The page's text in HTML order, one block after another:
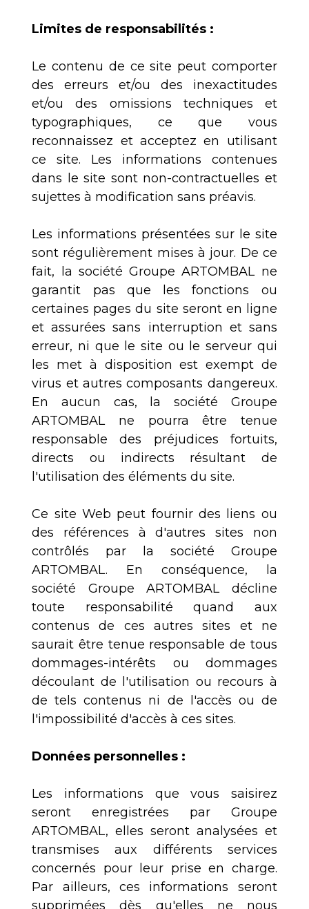
Limites de responsabilités :
Le contenu de ce site peut comporter
des erreurs et/ou des inexactitudes
et/ou des omissions techniques et
typographiques, ce que vous
reconnaissez et acceptez en utilisant
ce site. Les informations contenues
dans le site sont non-contractuelles et
sujettes à modification sans préavis.
Les informations présentées sur le site
sont régulièrement mises à jour. De ce
fait, la société Groupe ARTOMBAL ne
garantit pas que les fonctions ou
certaines pages du site seront en ligne
et assurées sans interruption et sans
erreur, ni que le site ou le serveur qui
les met à disposition est exempt de
virus et autres composants dangereux.
En aucun cas, la société Groupe
ARTOMBAL ne pourra être tenue
responsable des préjudices fortuits,
directs ou indirects résultant de
l'utilisation des éléments du site.
Ce site Web peut fournir des liens ou
des références à d'autres sites non
contrôlés par la société Groupe
ARTOMBAL. En conséquence, la
société Groupe ARTOMBAL décline
toute responsabilité quand aux
contenus de ces autres sites et ne
saurait être tenue responsable de tous
dommages-intérêts ou dommages
découlant de l'utilisation ou recours à
de tels contenus ni de l'accès ou de
l'impossibilité d'accès à ces sites.
Données personnelles :
Les informations que vous saisirez
seront enregistrées par Groupe
ARTOMBAL, elles seront analysées et
transmises aux différents services
concernés pour leur prise en charge.
Par ailleurs, ces informations seront
supprimées dès qu'elles ne nous